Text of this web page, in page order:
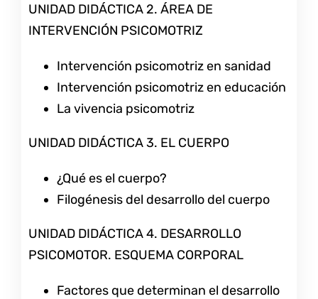
UNIDAD DIDÁCTICA 2. ÁREA DE
INTERVENCIÓN PSICOMOTRIZ
Intervención psicomotriz en sanidad
Intervención psicomotriz en educación
La vivencia psicomotriz
UNIDAD DIDÁCTICA 3. EL CUERPO
¿Qué es el cuerpo?
Filogénesis del desarrollo del cuerpo
UNIDAD DIDÁCTICA 4. DESARROLLO
PSICOMOTOR. ESQUEMA CORPORAL
Factores que determinan el desarrollo